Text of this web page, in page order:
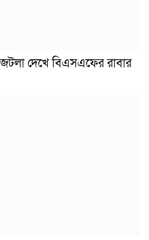
জটলা দেখে বিএসএফের রাবার